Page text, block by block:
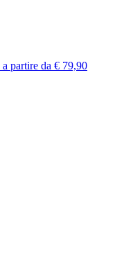
a partire da € 79,90